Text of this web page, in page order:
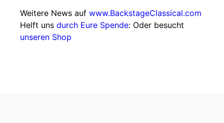
Weitere News auf www.BackstageClassical.com
Helft uns durch Eure Spende: Oder besucht
unseren Shop